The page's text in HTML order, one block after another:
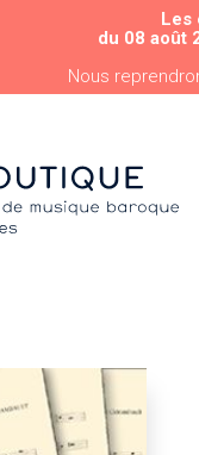
Les
du 08 août
Nous